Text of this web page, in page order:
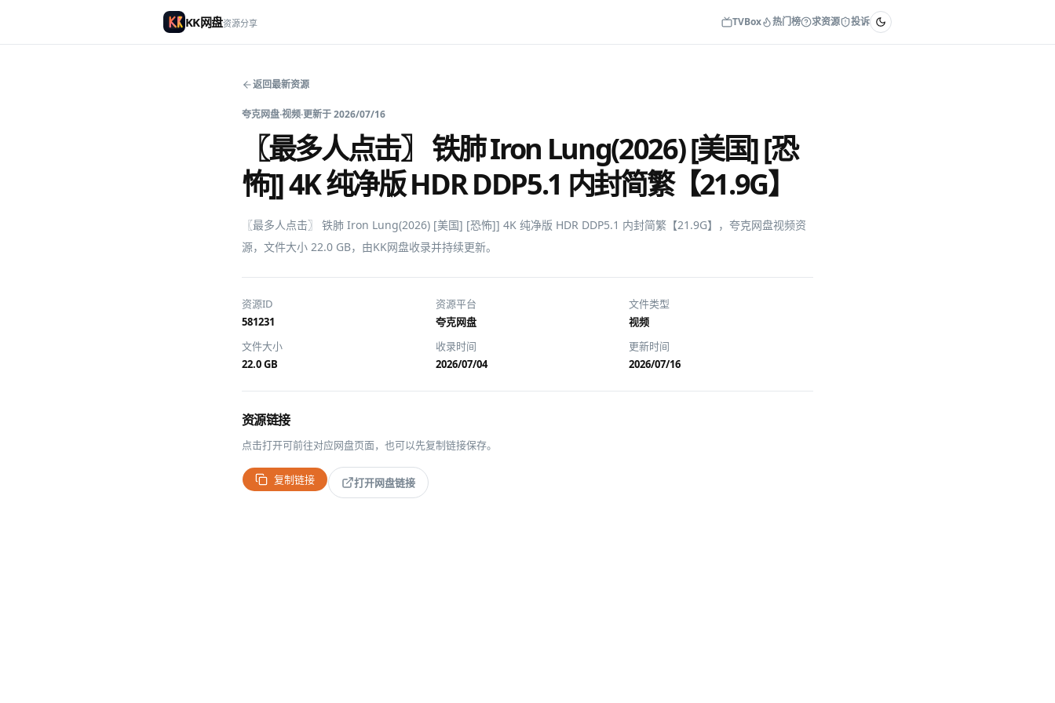
KK网盘资源分享 TVBox 热门榜 求资源 投诉
返回最新资源
夸克网盘·视频·更新于2026/07/16
〖最多人点击〗 铁肺 Iron Lung(2026) [美国] [恐
怖]] 4K 纯净版 HDR DDP5.1 内封简繁【21.9G】
〖最多人点击〗 铁肺 Iron Lung(2026) [美国] [恐怖]] 4K 纯净版 HDR DDP5.1 内封简繁【21.9G】，夸克网盘视频资
源，文件大小 22.0 GB，由KK网盘收录并持续更新。
资源ID
581231
资源平台
夸克网盘
文件类型
视频
文件大小
22.0 GB
收录时间
2026/07/04
更新时间
2026/07/16
资源链接
点击打开可前往对应网盘页面，也可以先复制链接保存。
复制链接 打开网盘链接